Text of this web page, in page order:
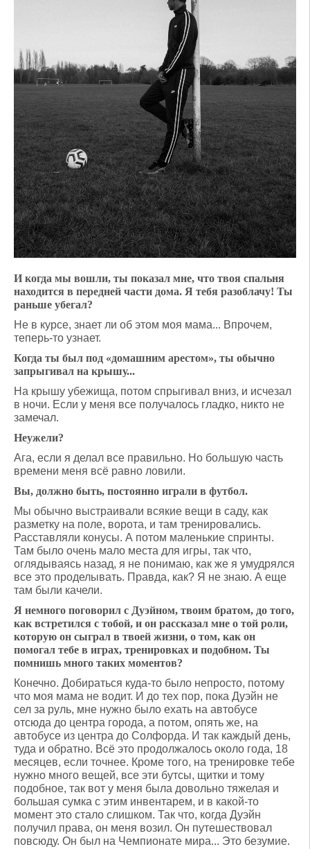
И когда мы вошли, ты показал мне, что твоя спальня
находится в передней части дома. Я тебя разоблачу! Ты
раньше убегал?
Не в курсе, знает ли об этом моя мама... Впрочем,
теперь-то узнает.
Когда ты был под «домашним арестом», ты обычно
запрыгивал на крышу...
На крышу убежища, потом спрыгивал вниз, и исчезал
в ночи. Если у меня все получалось гладко, никто не
замечал.
Неужели?
Ага, если я делал все правильно. Но большую часть
времени меня всё равно ловили.
Вы, должно быть, постоянно играли в футбол.
Мы обычно выстраивали всякие вещи в саду, как
разметку на поле, ворота, и там тренировались.
Расставляли конусы. А потом маленькие спринты.
Там было очень мало места для игры, так что,
оглядываясь назад, я не понимаю, как же я умудрялся
все это проделывать. Правда, как? Я не знаю. А еще
там были качели.
Я немного поговорил с Дуэйном, твоим братом, до того,
как встретился с тобой, и он рассказал мне о той роли,
которую он сыграл в твоей жизни, о том, как он
помогал тебе в играх, тренировках и подобном. Ты
помнишь много таких моментов?
Конечно. Добираться куда-то было непросто, потому
что моя мама не водит. И до тех пор, пока Дуэйн не
сел за руль, мне нужно было ехать на автобусе
отсюда до центра города, а потом, опять же, на
автобусе из центра до Солфорда. И так каждый день,
туда и обратно. Всё это продолжалось около года, 18
месяцев, если точнее. Кроме того, на тренировке тебе
нужно много вещей, все эти бутсы, щитки и тому
подобное, так вот у меня была довольно тяжелая и
большая сумка с этим инвентарем, и в какой-то
момент это стало слишком. Так что, когда Дуэйн
получил права, он меня возил. Он путешествовал
повсюду. Он был на Чемпионате мира... Это безумие.